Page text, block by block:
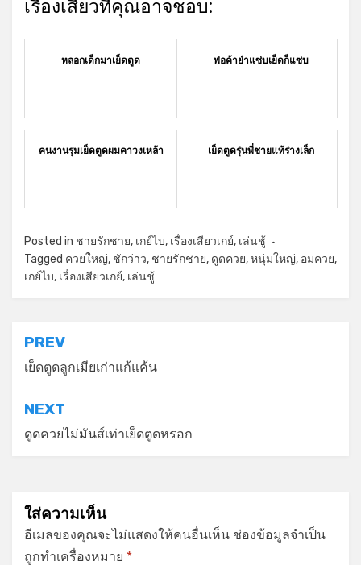
เรื่องเสียวที่คุณอาจชอบ:
หลอกเด็กมาเย็ดตูด พ่อค้ายำแซ่บเย็ดก็แซ่บ
คนงานรุมเย็ดตูดผมคาวงเหล้า เย็ดตูดรุ่นพี่ชายแท้ร่างเล็ก
Posted in ชายรักชาย, เกย์ไบ, เรื่องเสียวเกย์, เล่นชู้
Tagged ควยใหญ่, ชักว่าว, ชายรักชาย, ดูดควย,หนุ่มใหญ่, อมควย,
เกย์ไบ, เรื่องเสียวเกย์, เล่นชู้
แนะแนว
เรื่อง
PREV
เย็ดตูดลูกเมียเก่าแก้แค้น
NEXT
ดูดควยไม่มันส์เท่าเย็ดตูดหรอก
ใส่ความเห็น
อีเมลของคุณจะไม่แสดงให้คนอื่นเห็น ช่องข้อมูลจำเป็น
ถูกทำเครื่องหมาย *